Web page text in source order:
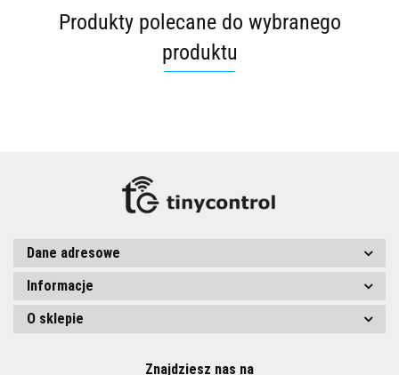
Produkty polecane do wybranego
produktu
Dane adresowe
Informacje
O sklepie
Znajdziesz nas na